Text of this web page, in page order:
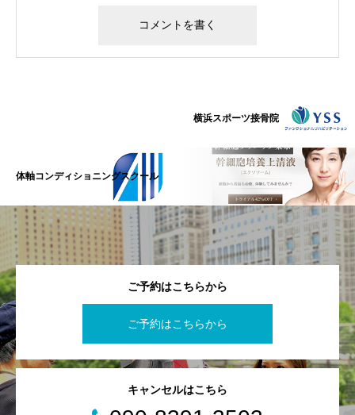
横浜スポーツ接骨院
体軸コンディショニングスクール
ご予約はこちらから
ご予約はこちらから
キャンセルはこちら